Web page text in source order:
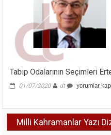
Tabip Odalarının Seçimleri
01/07/2020 dt
Tabip
için
yorumlar
Milli Kahramanlar Yazı